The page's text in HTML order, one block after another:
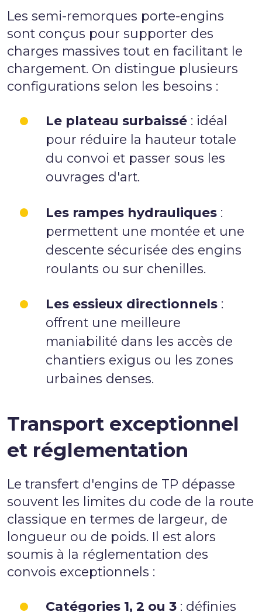
Les semi-remorques porte-engins
sont conçus pour supporter des
charges massives tout en facilitant le
chargement. On distingue plusieurs
configurations selon les besoins :
Le plateau surbaissé: idéal
pour réduire la hauteur totale
du convoi et passer sous les
ouvrages d'art.
Les rampes hydrauliques:
permettent une montée et une
descente sécurisée des engins
roulants ou sur chenilles.
Les essieux directionnels:
offrent une meilleure
maniabilité dans les accès de
chantiers exigus ou les zones
urbaines denses.
Transport exceptionnel
et réglementation
Le transfert d'engins de TP dépasse
souvent les limites du code de la route
classique en termes de largeur, de
longueur ou de poids. Il est alors
soumis à la réglementation des
convois exceptionnels :
Catégories 1, 2 ou 3: définies